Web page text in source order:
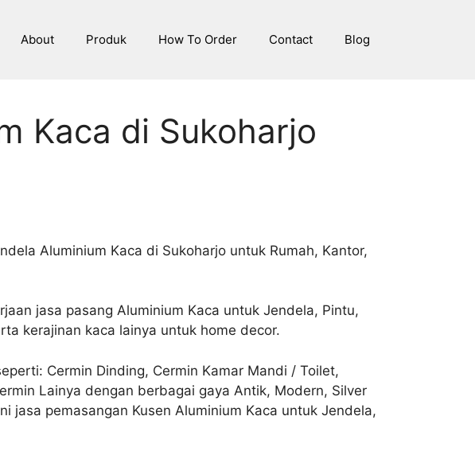
About Produk How To Order Contact Blog
Kaca di Sukoharjo
Aluminium Kaca di Sukoharjo untuk Rumah, Kantor,
jasa pasang Aluminium Kaca untuk Jendela, Pintu,
kerajinan kaca lainya untuk home decor.
Cermin Dinding, Cermin Kamar Mandi / Toilet,
Lainya dengan berbagai gaya Antik, Modern, Silver
jasa pemasangan Kusen Aluminium Kaca untuk Jendela,